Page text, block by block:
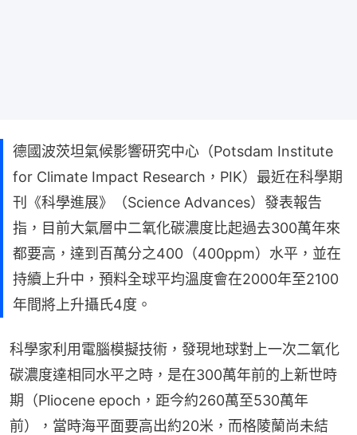
德國波茨坦氣候影響研究中心（Potsdam Institute
for Climate Impact Research，PIK）最近在科學期
刊《科學進展》（Science Advances）發表報告
指，目前大氣層中二氧化碳濃度比起過去300萬年來
都要高，達到百萬分之400（400ppm）水平，並在
持續上升中，預料全球平均溫度會在2000年至2100
年間將上升攝氏4度。
科學家利用電腦模擬技術，發現地球對上一次二氧化
碳濃度達相同水平之時，是在300萬年前的上新世時
期（Pliocene epoch，距今約260萬至530萬年
前），當時海平面要高出約20米，而格陵蘭尚未結